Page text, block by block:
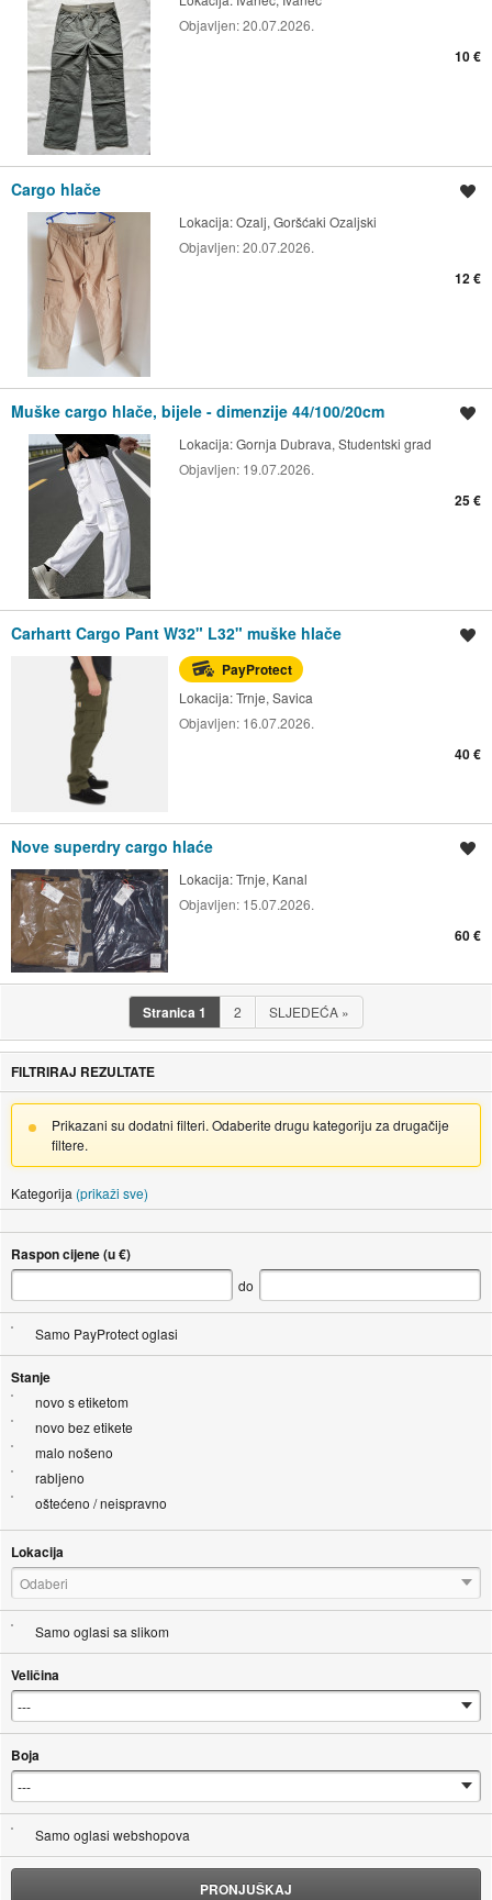
Objavljen:20.07.2026.
10 €
Cargo hlače
Lokacija:Ozalj, Goršćaki Ozaljski
Objavljen:20.07.2026.
12 €
Muške cargo hlače, bijele - dimenzije 44/100/20cm
Lokacija:Gornja Dubrava, Studentski grad
Objavljen: 19.07.2026.
25 €
Carhartt Cargo Pant W32" L32" muške hlače
PayProtect
Lokacija:Trnje, Savica
Objavljen: 16.07.2026.
40 €
Nove superdry cargo hlaće
Lokacija:Trnje, Kanal
Objavljen: 15.07.2026.
60 €
Stranica1 2 SLJEDEĆA »
FILTRIRAJ REZULTATE
Prikazani su dodatni filteri. Odaberite drugu kategoriju za drugačije
filtere.
Kategorija (prikaži sve)
Raspon cijene (u €)
do
Samo PayProtect oglasi
Stanje
novo s etiketom
novo bez etikete
malo nošeno
rabljeno
oštećeno / neispravno
Lokacija
Odaberi
Samo oglasi sa slikom
Veličina
Boja
Samo oglasi webshopova
PRONJUŠKAJ